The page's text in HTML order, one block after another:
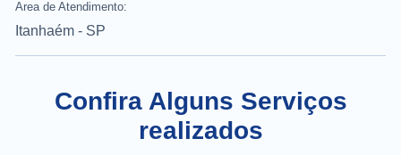
Area de Atendimento:
Itanhaém - SP
Confira Alguns Serviços
realizados